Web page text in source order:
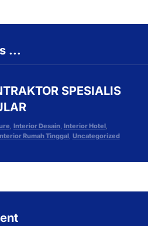
...
SPESIALIS
, Interior Desain, Interior Hotel,
Rumah Tinggal, Uncategorized